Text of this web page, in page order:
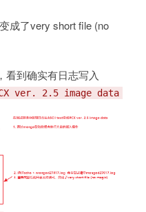
成了very short file (no
看到确实有日志写入
ver. 2.5 image data